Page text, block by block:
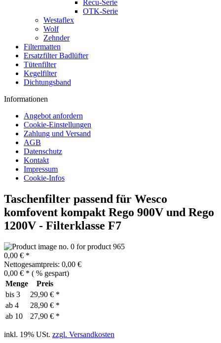
Recu-Serie
OTK-Serie
Westaflex
Wolf
Zehnder
Filtermatten
Ersatzfilter Badlüfter
Tütenfilter
Kegelfilter
Dichtungsband
Informationen
Angebot anfordern
Cookie-Einstellungen
Zahlung und Versand
AGB
Datenschutz
Kontakt
Impressum
Cookie-Infos
Taschenfilter passend für Wesco
komfovent kompakt Rego 900V und Rego
1200V - Filterklasse F7
0,00 € *
Nettogesamtpreis: 0,00 €
0,00 € * ( % gespart)
Menge
Preis
bis 3
29,90 € *
ab 4
28,90 € *
ab 10 27,90 € *
inkl. 19% USt. zzgl. Versandkosten